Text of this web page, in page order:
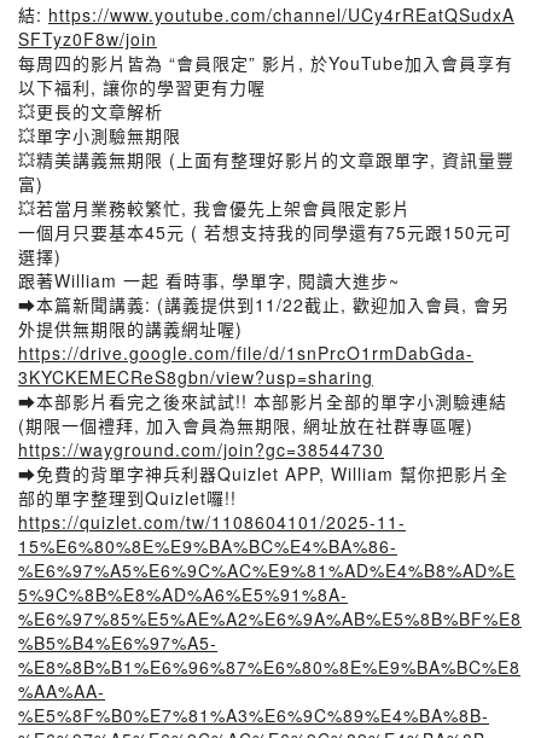
結: https://www.youtube.com/channel/UCy4rREatQSudxA
SFTyz0F8w/join
每周四的影片皆為 “會員限定” 影片, 於YouTube加入會員享有
以下福利, 讓你的學習更有力喔
💥更長的文章解析
💥單字小測驗無期限
💥精美講義無期限 (上面有整理好影片的文章跟單字, 資訊量豐
富)
💥若當月業務較繁忙, 我會優先上架會員限定影片
一個月只要基本45元 ( 若想支持我的同學還有75元跟150元可
選擇)
跟著William 一起 看時事, 學單字, 閱讀大進步~
➡️本篇新聞講義: (講義提供到11/22截止, 歡迎加入會員, 會另
外提供無期限的講義網址喔)
https://drive.google.com/file/d/1snPrcO1rmDabGda-
3KYCKEMECReS8gbn/view?usp=sharing
➡️本部影片看完之後來試試!! 本部影片全部的單字小測驗連結
(期限一個禮拜, 加入會員為無期限, 網址放在社群專區喔)
https://wayground.com/join?gc=38544730
➡️免費的背單字神兵利器Quizlet APP, William 幫你把影片全
部的單字整理到Quizlet囉!!
https://quizlet.com/tw/1108604101/2025-11-
15%E6%80%8E%E9%BA%BC%E4%BA%86-
%E6%97%A5%E6%9C%AC%E9%81%AD%E4%B8%AD%E
5%9C%8B%E8%AD%A6%E5%91%8A-
%E6%97%85%E5%AE%A2%E6%9A%AB%E5%8B%BF%E8
%B5%B4%E6%97%A5-
%E8%8B%B1%E6%96%87%E6%80%8E%E9%BA%BC%E8
%AA%AA-
%E5%8F%B0%E7%81%A3%E6%9C%89%E4%BA%8B-